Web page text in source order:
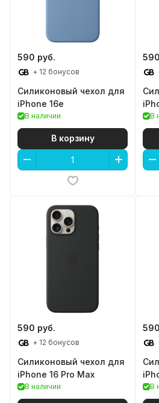
590 руб.
+ 12 бонусов
Силиконовый чехол для
iPhone 16e
В наличии
В корзину
В
590 руб.
+ 12 бонусов
Силиконовый чехол для
iPhone 16 Pro Max
В наличии В